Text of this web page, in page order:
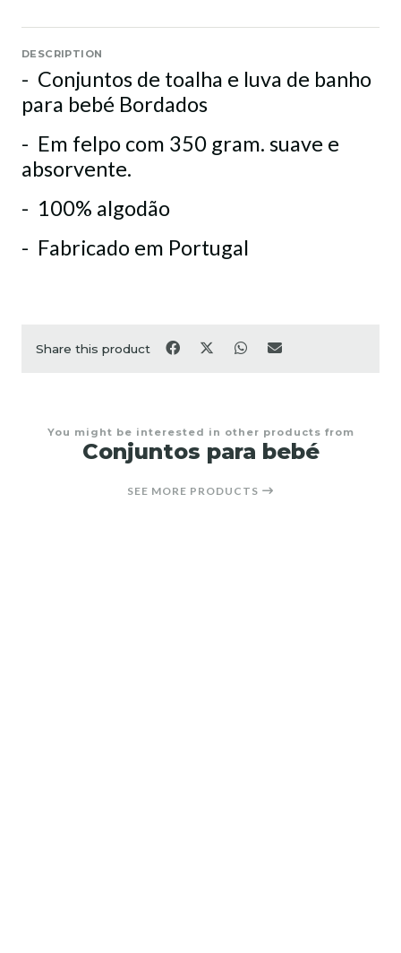
DESCRIPTION
- Conjuntos de toalha e luva de banho
para bebé Bordados
- Em felpo com 350 gram. suave e
absorvente.
- 100% algodão
- Fabricado em Portugal
Share this product
You might be interested in other products from
Conjuntos para bebé
SEE MORE PRODUCTS